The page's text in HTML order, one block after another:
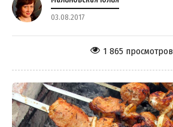
03.08.2017
1 865 просмотров